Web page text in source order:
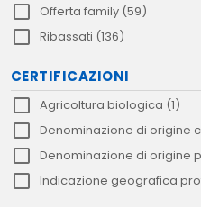
Offerta family (59)
Ribassati (136)
CERTIFICAZIONI
Agricoltura biologica (1)
Denominazione di origine
Denominazione di origine
Indicazione geografica